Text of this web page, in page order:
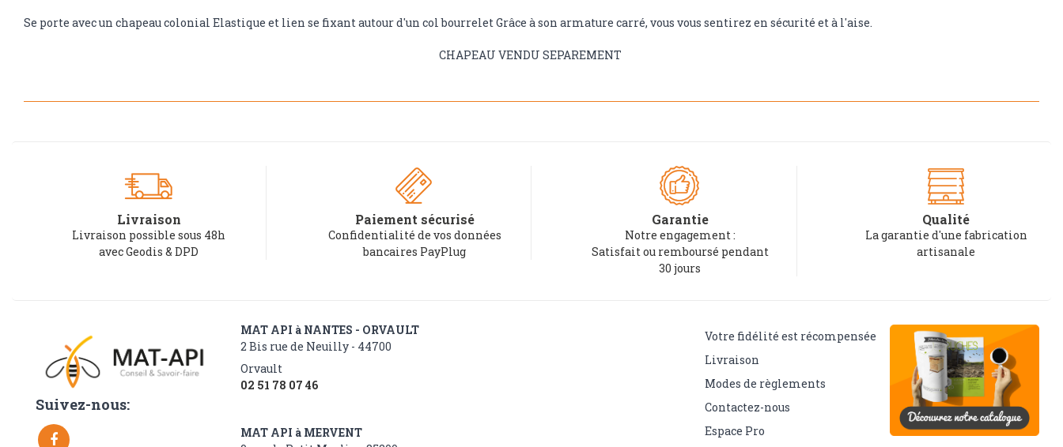
Se porte avec un chapeau colonial Elastique et lien se fixant autour d'un col bourrelet Grâce à son armature carré, vous vous sentirez en sécurité et à l'aise.
CHAPEAU VENDU SEPAREMENT
Livraison
Livraison possible sous 48h
avec Geodis & DPD
Paiement sécurisé
Confidentialité de vos données
bancaires PayPlug
Garantie
Notre engagement :
Satisfait ou remboursé pendant
30 jours
Qualité
La garantie d'une fabrication
artisanale
Suivez-nous:
MAT API à NANTES - ORVAULT
2 Bis rue de Neuilly - 44700
Orvault
02 51 78 07 46
MAT API à MERVENT
Votre fidélité est récompensée
Livraison
Modes de règlements
Contactez-nous
Espace Pro